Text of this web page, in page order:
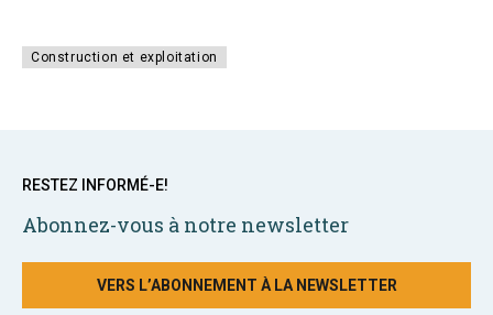
Construction et exploitation
RESTEZ INFORMÉ-E!
Abonnez-vous à notre newsletter
VERS L’ABONNEMENT À LA NEWSLETTER